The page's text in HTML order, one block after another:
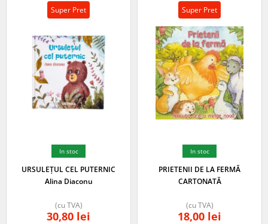
Super Pret
In stoc
URSULEȚUL CEL PUTERNIC
Alina Diaconu
30,80 lei
(cu TVA)
Super Pret
In stoc
PRIETENII DE LA FERMĂ
CARTONATĂ
18,00 lei
(cu TVA)